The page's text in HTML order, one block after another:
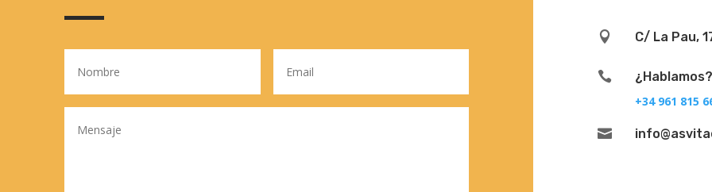
 C/ La Pau,

¿Hablamos?
+34 961 815
